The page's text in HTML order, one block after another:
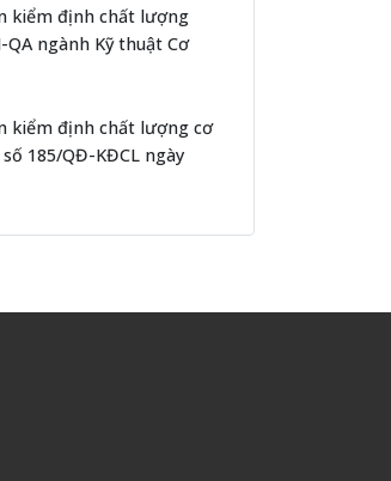
kiểm định chất lượng
ngành Kỹ thuật Cơ
kiểm định chất lượng cơ
185/QĐ-KĐCL ngày